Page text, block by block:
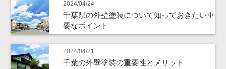
2024/04/24
千葉県の外壁塗装について知っておきたい重
要なポイント
2024/04/21
千葉の外壁塗装の重要性とメリット